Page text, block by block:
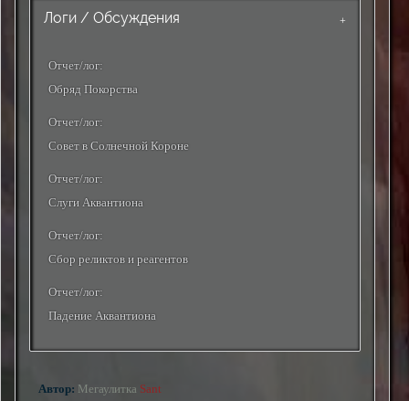
Логи / Обсуждения
Отчет/лог:
Обряд Покорства
Отчет/лог:
Совет в Солнечной Короне
Отчет/лог:
Cлуги Аквантиона
Отчет/лог:
Сбор реликтов и реагентов
Отчет/лог:
Падение Аквантиона
Автор: Мегаулитка Sant